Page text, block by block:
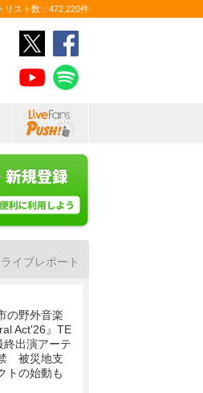
スト数：472,220件
イブレポート
の野外音楽
Act'26』TE
終出演アーテ
被災地支
トの始動も